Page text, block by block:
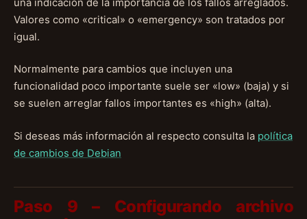
una indicación de la importancia de los fallos arreglados.
Valores como «critical» o «emergency» son tratados por
igual.
Normalmente para cambios que incluyen una
funcionalidad poco importante suele ser «low» (baja) y si
se suelen arreglar fallos importantes es «high» (alta).
Si deseas más información al respecto consulta la política
de cambios de Debian
Paso 9 – Configurando archivo